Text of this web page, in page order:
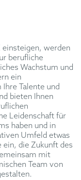
einsteigen, werden
berufliche
Wachstum und
ein
Talente und
bieten Ihnen
Leidenschaft für
haben und in
Umfeld etwas
ein, die Zukunft des
mit
Team von